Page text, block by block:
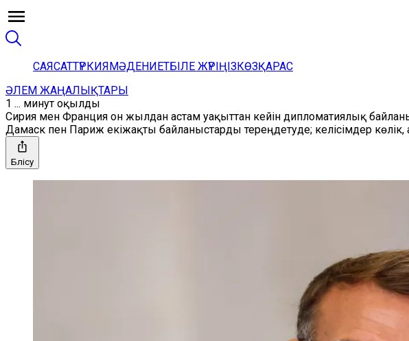
САЯСАТТҮРКИЯМӘДЕНИЕТБІЛЕ ЖҮРІҢІЗКӨЗҚАРАС
ӘЛЕМ ЖАҢАЛЫҚТАРЫ
1 ... минут оқылды
Сирия мен Франция он жылдан астам уақыттан кейін дипломатиялық
Дамаск пен Париж екіжақты байланыстарды тереңдетуде; келісімдер
Бөлісу